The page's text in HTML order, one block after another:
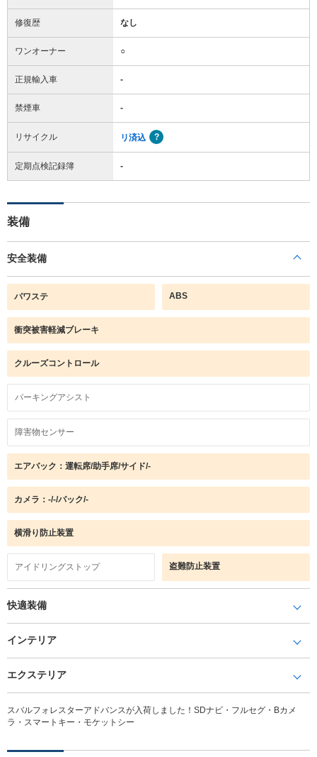
修復歴 なし
ワンオーナー ○
正規輸入車 -
禁煙車 -
リサイクル リ済込
定期点検記録簿 -
装備
安全装備
パワステ ABS
衝突被害軽減ブレーキ
クルーズコントロール
パーキングアシスト
障害物センサー
エアバック：運転席/助手席/サイド/-
カメラ：-/-/バック/-
横滑り防止装置
アイドリングストップ 盗難防止装置
快適装備
インテリア
エクステリア
スバルフォレスターアドバンスが入荷しました！SDナビ・フルセグ・Bカメ
ラ・スマートキー・モケットシー